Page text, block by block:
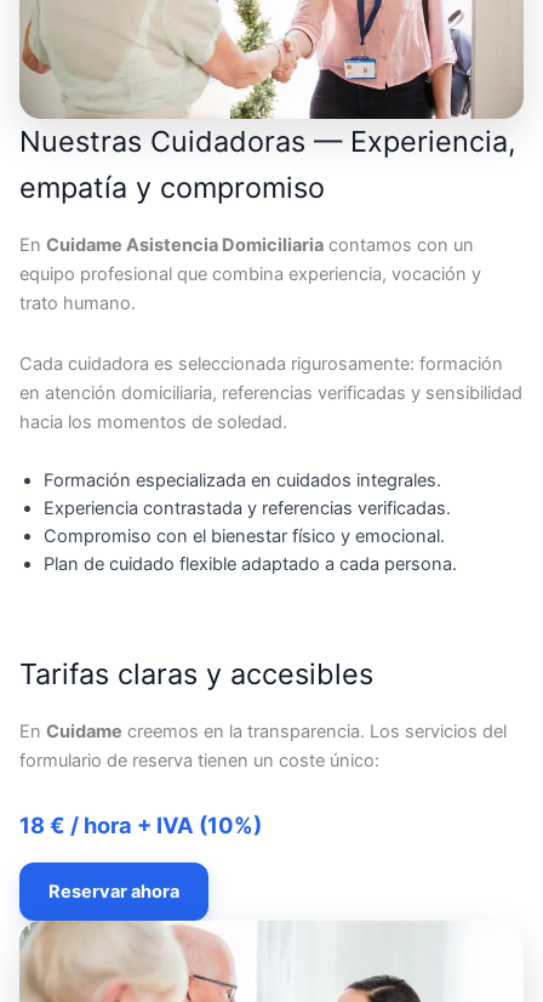
Nuestras Cuidadoras — Experiencia,
empatía y compromiso
En Cuidame Asistencia Domiciliaria contamos con un
equipo profesional que combina experiencia, vocación y
trato humano.
Cada cuidadora es seleccionada rigurosamente: formación
en atención domiciliaria, referencias verificadas y sensibilidad
hacia los momentos de soledad.
Formación especializada en cuidados integrales.
Experiencia contrastada y referencias verificadas.
Compromiso con el bienestar físico y emocional.
Plan de cuidado flexible adaptado a cada persona.
Tarifas claras y accesibles
En Cuidame creemos en la transparencia. Los servicios del
formulario de reserva tienen un coste único:
18 € / hora + IVA (10%)
Reservar ahora